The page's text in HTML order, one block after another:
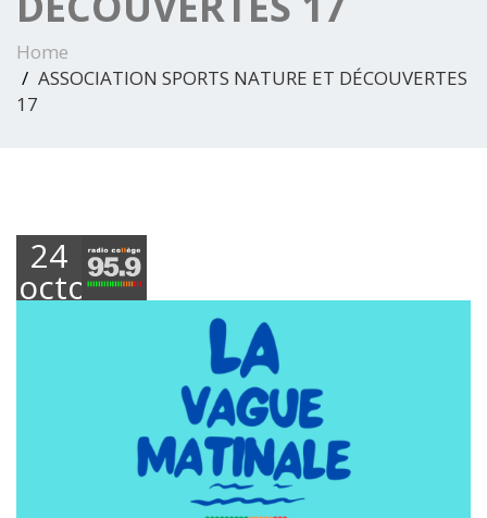
Home
ASSOCIATION SPORTS NATURE ET DÉCOUVERTES
17
24
octobre